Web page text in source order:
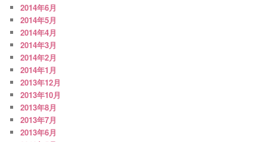
2014年6月
2014年5月
2014年4月
2014年3月
2014年2月
2014年1月
2013年12月
2013年10月
2013年8月
2013年7月
2013年6月